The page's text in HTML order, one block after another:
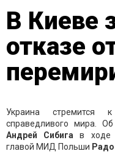
В Киеве
отказе
Украина стремится
справедливого мира.
Андрей Сибига в ходе
главой МИД Польши